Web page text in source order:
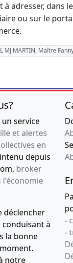
à adresser, dans
ou sur le
MJ MARTIN, Maître
service
et alertes
en
depuis
broker
l'économie
déclencher
à
la bonne
notre
-
-